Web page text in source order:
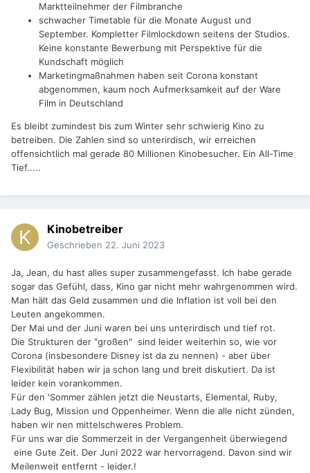
Marktteilnehmer der Filmbranche
schwacher Timetable für die Monate August und
September. Kompletter Filmlockdown seitens der Studios.
Keine konstante Bewerbung mit Perspektive für die
Kundschaft möglich
Marketingmaßnahmen haben seit Corona konstant
abgenommen, kaum noch Aufmerksamkeit auf der Ware
Film in Deutschland
Es bleibt zumindest bis zum Winter sehr schwierig Kino zu
betreiben. Die Zahlen sind so unterirdisch, wir erreichen
offensichtlich mal gerade 80 Millionen Kinobesucher. Ein All-Time
Tief.....
Kinobetreiber
Geschrieben 22. Juni 2023
Ja, Jean, du hast alles super zusammengefasst. Ich habe gerade
sogar das Gefühl, dass, Kino gar nicht mehr wahrgenommen wird.
Man hält das Geld zusammen und die Inflation ist voll bei den
Leuten angekommen.
Der Mai und der Juni waren bei uns unterirdisch und tief rot.
Die Strukturen der "großen" sind leider weiterhin so, wie vor
Corona (insbesondere Disney ist da zu nennen) - aber über
Flexibilität haben wir ja schon lang und breit diskutiert. Da ist
leider kein vorankommen.
Für den 'Sommer zählen jetzt die Neustarts, Elemental, Ruby,
Lady Bug, Mission und Oppenheimer. Wenn die alle nicht zünden,
haben wir nen mittelschweres Problem.
Für uns war die Sommerzeit in der Vergangenheit überwiegend
eine Gute Zeit. Der Juni 2022 war hervorragend. Davon sind wir
Meilenweit entfernt - leider.!